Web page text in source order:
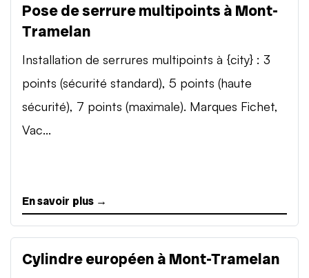
Pose de serrure multipoints à Mont-
Tramelan
Installation de serrures multipoints à {city} : 3
points (sécurité standard), 5 points (haute
sécurité), 7 points (maximale). Marques Fichet,
Vac...
En savoir plus →
Cylindre européen à Mont-Tramelan